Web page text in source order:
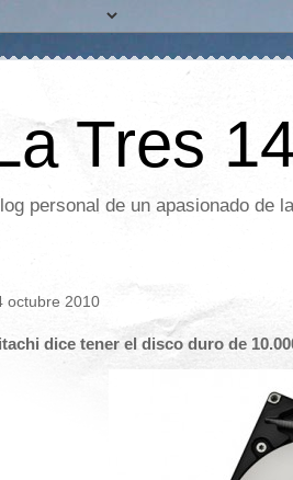
Tres
personal de un apasionado de
octubre 2010
dice tener el disco duro de